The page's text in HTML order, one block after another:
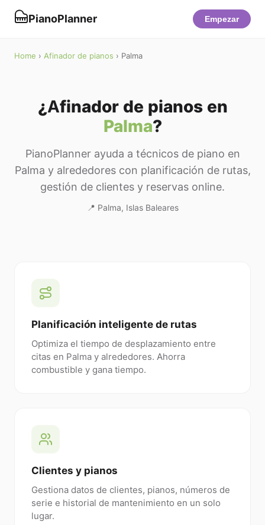
PianoPlanner Empezar
Home › Afinador de pianos › Palma
¿Afinador de pianos en
Palma?
PianoPlanner ayuda a técnicos de piano en
Palma y alrededores con planificación de rutas,
gestión de clientes y reservas online.
📍 Palma, Islas Baleares
Planificación inteligente de rutas
Optimiza el tiempo de desplazamiento entre
citas en Palma y alrededores. Ahorra
combustible y gana tiempo.
Clientes y pianos
Gestiona datos de clientes, pianos, números de
serie e historial de mantenimiento en un solo
lugar.